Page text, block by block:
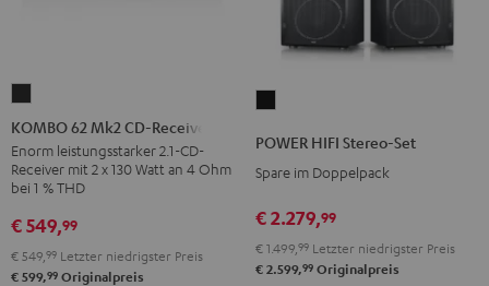
62
Mk2
CD-
Receiver
Night
Black
KOMBO 62 Mk2 CD-Receiver
Enorm leistungsstarker 2.1-CD-
Receiver mit 2 x 130 Watt an 4 Ohm
bei 1 % THD
€ 549,99
€ 549, 99 Letzter niedrigster Preis
€ 599,99 Originalpreis
Stereo-
Set
POWER HIFI Stereo-Set
Spare im Doppelpack
€ 2.279,99
€ 1.499, 99 Letzter niedrigster Preis
€ 2.599,99 Originalpreis